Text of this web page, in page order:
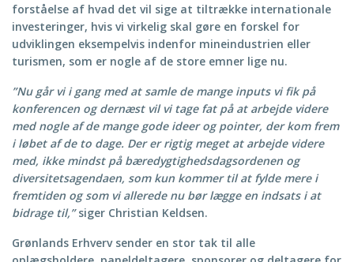
forståelse af hvad det vil sige at tiltrække internationale
investeringer, hvis vi virkelig skal gøre en forskel for
udviklingen eksempelvis indenfor mineindustrien eller
turismen, som er nogle af de store emner lige nu.
”Nu går vi i gang med at samle de mange inputs vi fik på
konferencen og dernæst vil vi tage fat på at arbejde videre
med nogle af de mange gode ideer og pointer, der kom frem
i løbet af de to dage. Der er rigtig meget at arbejde videre
med, ikke mindst på bæredygtighedsdagsordenen og
diversitetsagendaen, som kun kommer til at fylde mere i
fremtiden og som vi allerede nu bør lægge en indsats i at
bidrage til,”siger Christian Keldsen.
Grønlands Erhverv sender en stor tak til alle